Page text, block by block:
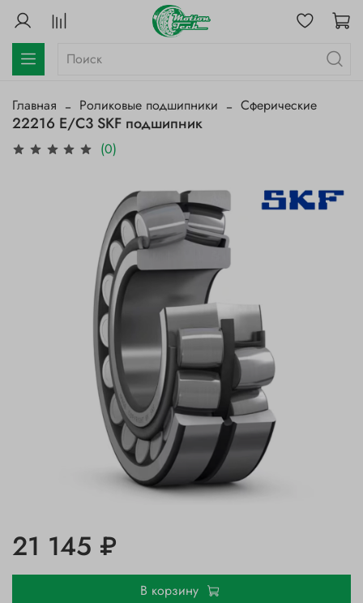
Главная Роликовые подшипники Сферические
22216 E/C3 SKF подшипник
(0)
21 145 ₽
В корзину